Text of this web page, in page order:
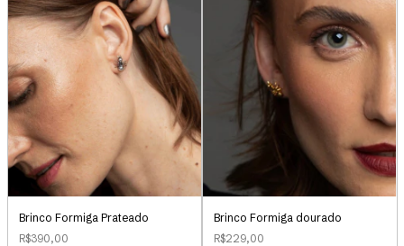
Brinco Formiga Prateado
R$390,00
Brinco Formiga dourado
R$229,00